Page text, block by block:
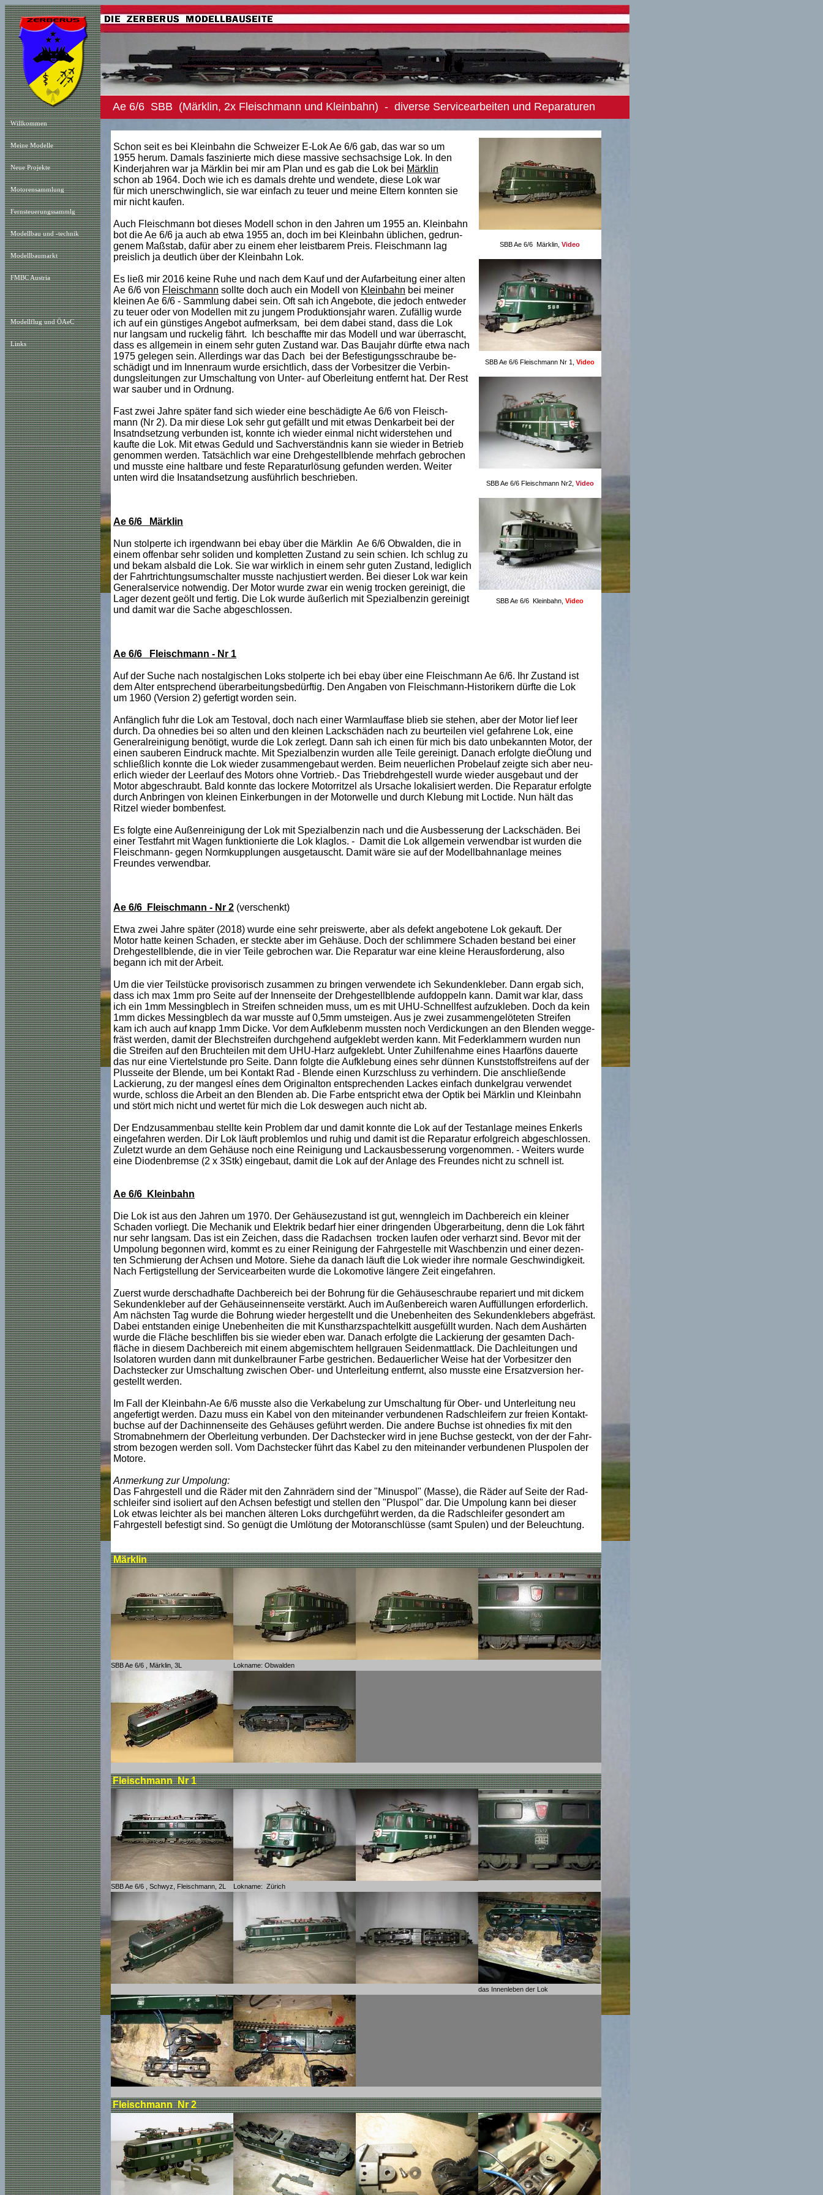
Willkommen
Meine Modelle
Neue Projekte
Motorensammlung
Fernsteuerungssammlg
Modellbau und -technik
Modellbaumarkt
FMBC Austria
Modellflug und ÖAeC
Links
Ae 6/6 SBB (Märklin, 2x Fleischmann und Kleinbahn) - diverse Servicearbeiten und Reparaturen
Schon seit es bei Kleinbahn die Schweizer E-Lok Ae 6/6 gab, das war so um
1955 herum. Damals faszinierte mich diese massive sechsachsige Lok. In den
Kinderjahren war ja Märklin bei mir am Plan und es gab die Lok bei Märklin
schon ab 1964. Doch wie ich es damals drehte und wendete, diese Lok war
für mich unerschwinglich, sie war einfach zu teuer und meine Eltern konnten sie
mir nicht kaufen.
Auch Fleischmann bot dieses Modell schon in den Jahren um 1955 an. Kleinbahn
bot die Ae 6/6 ja auch ab etwa 1955 an, doch im bei Kleinbahn üblichen, gedrun-
genem Maßstab, dafür aber zu einem eher leistbarem Preis. Fleischmann lag
preislich ja deutlich über der Kleinbahn Lok.
Es ließ mir 2016 keine Ruhe und nach dem Kauf und der Aufarbeitung einer alten
Ae 6/6 von Fleischmann sollte doch auch ein Modell von Kleinbahn bei meiner
kleinen Ae 6/6 - Sammlung dabei sein. Oft sah ich Angebote, die jedoch entweder
zu teuer oder von Modellen mit zu jungem Produktionsjahr waren. Zufällig wurde
ich auf ein günstiges Angebot aufmerksam, bei dem dabei stand, dass die Lok
nur langsam und ruckelig fährt. Ich beschaffte mir das Modell und war überrascht,
dass es allgemein in einem sehr guten Zustand war. Das Baujahr dürfte etwa nach
1975 gelegen sein. Allerdings war das Dach bei der Befestigungsschraube be-
schädigt und im Innenraum wurde ersichtlich, dass der Vorbesitzer die Verbin-
dungsleitungen zur Umschaltung von Unter- auf Oberleitung entfernt hat. Der Rest
war sauber und in Ordnung.
Fast zwei Jahre später fand sich wieder eine beschädigte Ae 6/6 von Fleisch-
mann (Nr 2). Da mir diese Lok sehr gut gefällt und mit etwas Denkarbeit bei der
Insatndsetzung verbunden ist, konnte ich wieder einmal nicht widerstehen und
kaufte die Lok. Mit etwas Geduld und Sachverständnis kann sie wieder in Betrieb
genommen werden. Tatsächlich war eine Drehgestellblende mehrfach gebrochen
und musste eine haltbare und feste Reparaturlösung gefunden werden. Weiter
unten wird die Insatandsetzung ausführlich beschrieben.
Ae 6/6 Märklin
Nun stolperte ich irgendwann bei ebay über die Märklin Ae 6/6 Obwalden, die in
einem offenbar sehr soliden und kompletten Zustand zu sein schien. Ich schlug zu
und bekam alsbald die Lok. Sie war wirklich in einem sehr guten Zustand, lediglich
der Fahrtrichtungsumschalter musste nachjustiert werden. Bei dieser Lok war kein
Generalservice notwendig. Der Motor wurde zwar ein wenig trocken gereinigt, die
Lager dezent geölt und fertig. Die Lok wurde äußerlich mit Spezialbenzin gereinigt
und damit war die Sache abgeschlossen.
SBB Ae 6/6 Märklin, Video
SBB Ae 6/6 Fleischmann Nr 1, Video
SBB Ae 6/6 Fleischmann Nr2, Video
SBB Ae 6/6 Kleinbahn, Video
Ae 6/6 Fleischmann - Nr 1
Auf der Suche nach nostalgischen Loks stolperte ich bei ebay über eine Fleischmann Ae 6/6. Ihr Zustand ist
dem Alter entsprechend überarbeitungsbedürftig. Den Angaben von Fleischmann-Historikern dürfte die Lok
um 1960 (Version 2) gefertigt worden sein.
Anfänglich fuhr die Lok am Testoval, doch nach einer Warmlauffase blieb sie stehen, aber der Motor lief leer
durch. Da ohnedies bei so alten und den kleinen Lackschäden nach zu beurteilen viel gefahrene Lok, eine
Generalreinigung benötigt, wurde die Lok zerlegt. Dann sah ich einen für mich bis dato unbekannten Motor, der
einen sauberen Eindruck machte. Mit Spezialbenzin wurden alle Teile gereinigt. Danach erfolgte dieÖlung und
schließlich konnte die Lok wieder zusammengebaut werden. Beim neuerlichen Probelauf zeigte sich aber neu-
erlich wieder der Leerlauf des Motors ohne Vortrieb.- Das Triebdrehgestell wurde wieder ausgebaut und der
Motor abgeschraubt. Bald konnte das lockere Motorritzel als Ursache lokalisiert werden. Die Reparatur erfolgte
durch Anbringen von kleinen Einkerbungen in der Motorwelle und durch Klebung mit Loctide. Nun hält das
Ritzel wieder bombenfest.
Es folgte eine Außenreinigung der Lok mit Spezialbenzin nach und die Ausbesserung der Lackschäden. Bei
einer Testfahrt mit Wagen funktionierte die Lok klaglos. - Damit die Lok allgemein verwendbar ist wurden die
Fleischmann- gegen Normkupplungen ausgetauscht. Damit wäre sie auf der Modellbahnanlage meines
Freundes verwendbar.
Ae 6/6 Fleischmann - Nr 2 (verschenkt)
Etwa zwei Jahre später (2018) wurde eine sehr preiswerte, aber als defekt angebotene Lok gekauft. Der
Motor hatte keinen Schaden, er steckte aber im Gehäuse. Doch der schlimmere Schaden bestand bei einer
Drehgestellblende, die in vier Teile gebrochen war. Die Reparatur war eine kleine Herausforderung, also
begann ich mit der Arbeit.
Um die vier Teilstücke provisorisch zusammen zu bringen verwendete ich Sekundenkleber. Dann ergab sich,
dass ich max 1mm pro Seite auf der Innenseite der Drehgestellblende aufdoppeln kann. Damit war klar, dass
ich ein 1mm Messingblech in Streifen schneiden muss, um es mit UHU-Schnellfest aufzukleben. Doch da kein
1mm dickes Messingblech da war musste auf 0,5mm umsteigen. Aus je zwei zusammengelöteten Streifen
kam ich auch auf knapp 1mm Dicke. Vor dem Aufklebenm mussten noch Verdickungen an den Blenden wegge-
fräst werden, damit der Blechstreifen durchgehend aufgeklebt werden kann. Mit Federklammern wurden nun
die Streifen auf den Bruchteilen mit dem UHU-Harz aufgeklebt. Unter Zuhilfenahme eines Haarföns dauerte
das nur eine Viertelstunde pro Seite. Dann folgte die Aufklebung eines sehr dünnen Kunststoffstreifens auf der
Plusseite der Blende, um bei Kontakt Rad - Blende einen Kurzschluss zu verhindern. Die anschließende
Lackierung, zu der mangesl eínes dem Originalton entsprechenden Lackes einfach dunkelgrau verwendet
wurde, schloss die Arbeit an den Blenden ab. Die Farbe entspricht etwa der Optik bei Märklin und Kleinbahn
und stört mich nicht und wertet für mich die Lok deswegen auch nicht ab.
Der Endzusammenbau stellte kein Problem dar und damit konnte die Lok auf der Testanlage meines Enkerls
eingefahren werden. Dir Lok läuft problemlos und ruhig und damit ist die Reparatur erfolgreich abgeschlossen.
Zuletzt wurde an dem Gehäuse noch eine Reinigung und Lackausbesserung vorgenommen. - Weiters wurde
eine Diodenbremse (2 x 3Stk) eingebaut, damit die Lok auf der Anlage des Freundes nicht zu schnell ist.
Ae 6/6 Kleinbahn
Die Lok ist aus den Jahren um 1970. Der Gehäusezustand ist gut, wenngleich im Dachbereich ein kleiner
Schaden vorliegt. Die Mechanik und Elektrik bedarf hier einer dringenden Übgerarbeitung, denn die Lok fährt
nur sehr langsam. Das ist ein Zeichen, dass die Radachsen trocken laufen oder verharzt sind. Bevor mit der
Umpolung begonnen wird, kommt es zu einer Reinigung der Fahrgestelle mit Waschbenzin und einer dezen-
ten Schmierung der Achsen und Motore. Siehe da danach läuft die Lok wieder ihre normale Geschwindigkeit.
Nach Fertigstellung der Servicearbeiten wurde die Lokomotive längere Zeit eingefahren.
Zuerst wurde derschadhafte Dachbereich bei der Bohrung für die Gehäuseschraube repariert und mit dickem
Sekundenkleber auf der Gehäuseinnenseite verstärkt. Auch im Außenbereich waren Auffüllungen erforderlich.
Am nächsten Tag wurde die Bohrung wieder hergestellt und die Unebenheiten des Sekundenklebers abgefräst.
Dabei entstanden einige Unebenheiten die mit Kunstharzspachtelkitt ausgefüllt wurden. Nach dem Aushärten
wurde die Fläche beschliffen bis sie wieder eben war. Danach erfolgte die Lackierung der gesamten Dach-
fläche in diesem Dachbereich mit einem abgemischtem hellgrauen Seidenmattlack. Die Dachleitungen und
Isolatoren wurden dann mit dunkelbrauner Farbe gestrichen. Bedauerlicher Weise hat der Vorbesitzer den
Dachstecker zur Umschaltung zwischen Ober- und Unterleitung entfernt, also musste eine Ersatzversion her-
gestellt werden.
Im Fall der Kleinbahn-Ae 6/6 musste also die Verkabelung zur Umschaltung für Ober- und Unterleitung neu
angefertigt werden. Dazu muss ein Kabel von den miteinander verbundenen Radschleifern zur freien Kontakt-
buchse auf der Dachinnenseite des Gehäuses geführt werden. Die andere Buchse ist ohnedies fix mit den
Stromabnehmern der Oberleitung verbunden. Der Dachstecker wird in jene Buchse gesteckt, von der der Fahr-
strom bezogen werden soll. Vom Dachstecker führt das Kabel zu den miteinander verbundenen Pluspolen der
Motore.
Anmerkung zur Umpolung:
Das Fahrgestell und die Räder mit den Zahnrädern sind der "Minuspol" (Masse), die Räder auf Seite der Rad-
schleifer sind isoliert auf den Achsen befestigt und stellen den "Pluspol" dar. Die Umpolung kann bei dieser
Lok etwas leichter als bei manchen älteren Loks durchgeführt werden, da die Radschleifer gesondert am
Fahrgestell befestigt sind. So genügt die Umlötung der Motoranschlüsse (samt Spulen) und der Beleuchtung.
Märklin
SBB Ae 6/6 , Märklin, 3L Lokname: Obwalden
Fleischmann Nr 1
SBB Ae 6/6 , Schwyz, Fleischmann, 2L Lokname: Zürich
das Innenleben der Lok
Fleischmann Nr 2